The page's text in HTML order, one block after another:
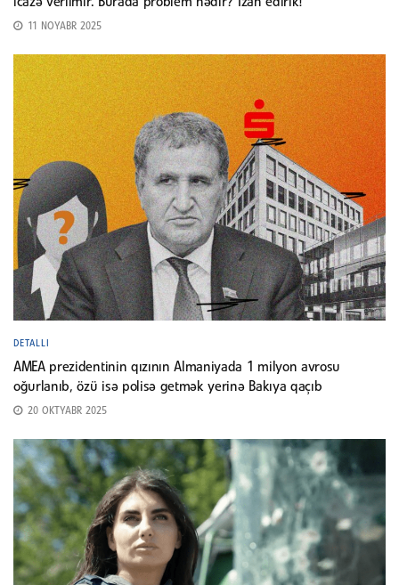
icazə verilmir. Burada problem nədir? İzah edirik!
11 NOYABR 2025
DETALLI
AMEA prezidentinin qızının Almaniyada 1 milyon avrosu
oğurlanıb, özü isə polisə getmək yerinə Bakıya qaçıb
20 OKTYABR 2025